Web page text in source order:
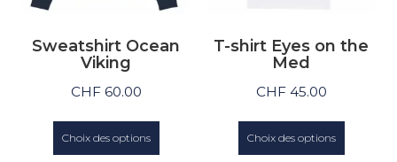
Sweatshirt Ocean
Viking
CHF60.00
Choix des options
T-shirt Eyes on the
Med
CHF45.00
Choix des options